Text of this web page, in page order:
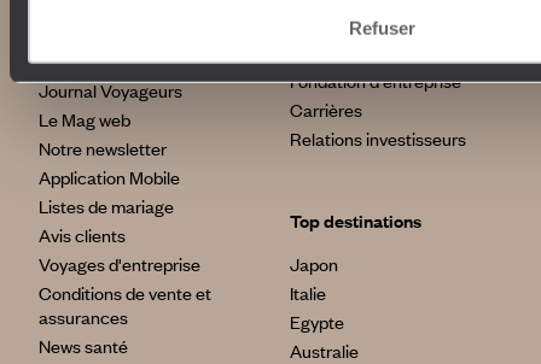
Refuser
Librairie Voyageurs
Journal Voyageurs
Le Mag web
Notre newsletter
Application Mobile
Listes de mariage
Avis clients
Voyages d'entreprise
Conditions de vente et
assurances
News santé
Institutionnel
Fondation d'entreprise
Carrières
Relations investisseurs
Top destinations
Japon
Italie
Egypte
Australie